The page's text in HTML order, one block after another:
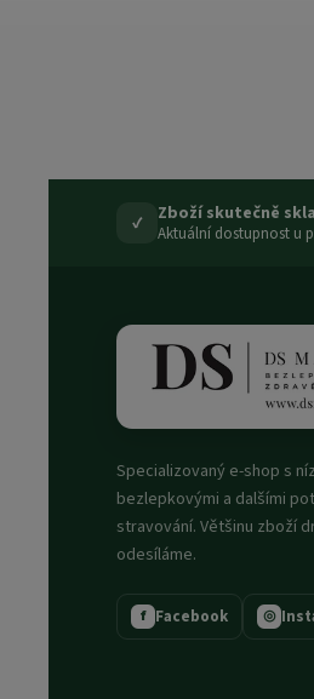
✓ Zboží skutečně
Aktuální dostupnost u
Specializovaný e-shop s
bezlepkovými a dalšími
stravování. Většinu zboží
odesíláme.
f Facebook ◎